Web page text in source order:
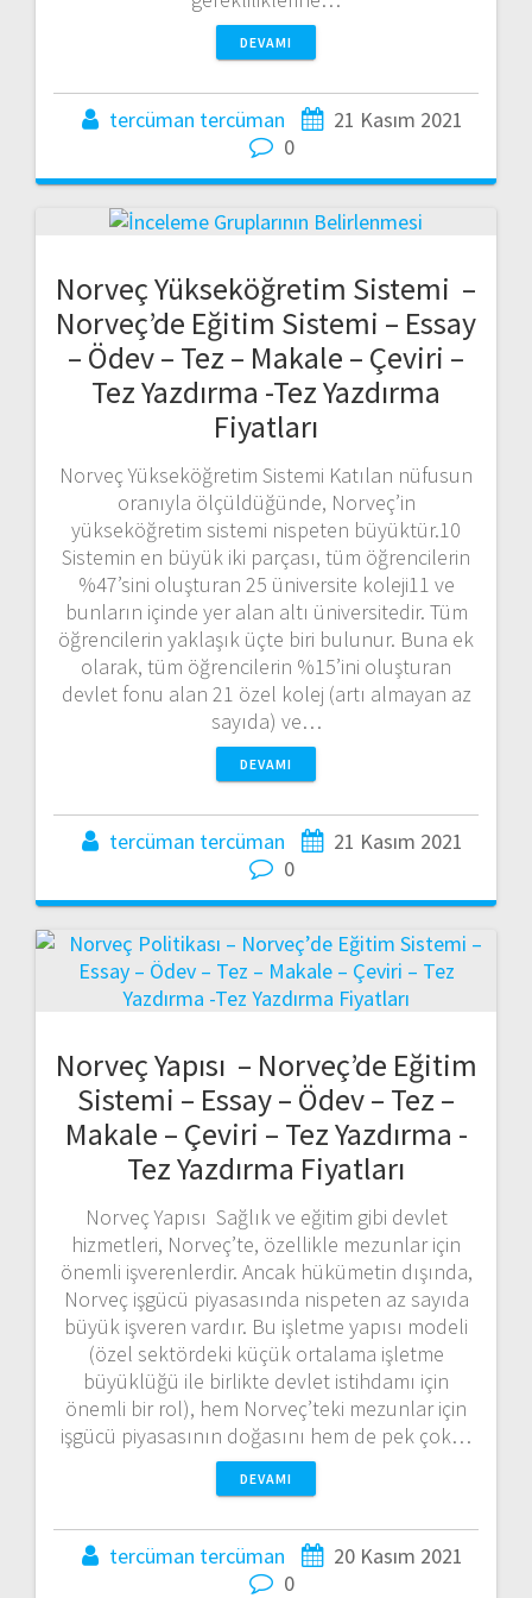
DEVAMI
tercüman tercüman
21 Kasım 2021
0
Norveç Yükseköğretim Sistemi –
Norveç’de Eğitim Sistemi – Essay
– Ödev – Tez – Makale – Çeviri –
Tez Yazdırma -Tez Yazdırma
Fiyatları
Norveç Yükseköğretim Sistemi Katılan nüfusun
oranıyla ölçüldüğünde, Norveç’in
yükseköğretim sistemi nispeten büyüktür.10
Sistemin en büyük iki parçası, tüm öğrencilerin
%47’sini oluşturan 25 üniversite koleji11 ve
bunların içinde yer alan altı üniversitedir. Tüm
öğrencilerin yaklaşık üçte biri bulunur. Buna ek
olarak, tüm öğrencilerin %15’ini oluşturan
devlet fonu alan 21 özel kolej (artı almayan az
sayıda) ve…
DEVAMI
tercüman tercüman
21 Kasım 2021
0
Norveç Yapısı – Norveç’de Eğitim
Sistemi – Essay – Ödev – Tez –
Makale – Çeviri – Tez Yazdırma -
Tez Yazdırma Fiyatları
Norveç Yapısı Sağlık ve eğitim gibi devlet
hizmetleri, Norveç’te, özellikle mezunlar için
önemli işverenlerdir. Ancak hükümetin dışında,
Norveç işgücü piyasasında nispeten az sayıda
büyük işveren vardır. Bu işletme yapısı modeli
(özel sektördeki küçük ortalama işletme
büyüklüğü ile birlikte devlet istihdamı için
önemli bir rol), hem Norveç’teki mezunlar için
işgücü piyasasının doğasını hem de pek çok…
DEVAMI
tercüman tercüman
20 Kasım 2021
0